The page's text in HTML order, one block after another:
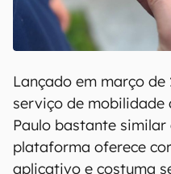
Lançado em março de
serviço de
Paulo bastante similar
plataforma oferece
aplicativo e costuma